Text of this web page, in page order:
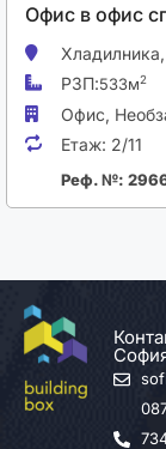
Офис в офис
Хладилника,
РЗП:533м2
Офис,
Етаж: 2/11
Реф. №: